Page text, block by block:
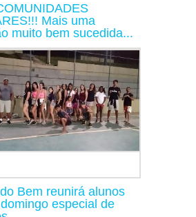
Mais uma
muito bem sucedida...
Bem reunirá alunos
especial de